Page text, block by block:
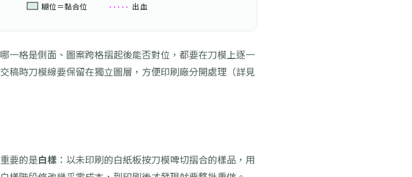
糊位＝黏合位 出血
一格是側面、圖案跨格摺起後能否對位，都要在刀模上逐一
時刀模線要保留在獨立圖層，方便印刷廠分開處理（詳見
要的是白樣 ：以未印刷的白紙板按刀模啤切摺合的樣品，用